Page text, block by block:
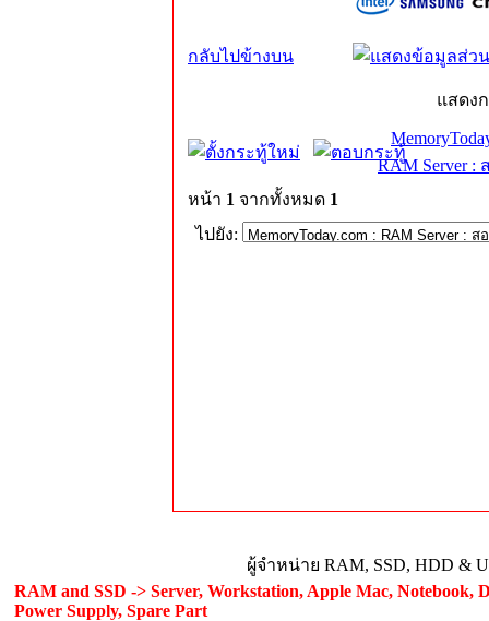
กลับไปข้างบน
แสดง
RAM Server :
หน้า 1 จากทั้งหมด 1
ไปยัง:
ผู้จำหน่าย RAM, SSD, HDD &
RAM and SSD -> Server, Workstation, Apple Mac, Notebook,
Power Supply, Spare Part